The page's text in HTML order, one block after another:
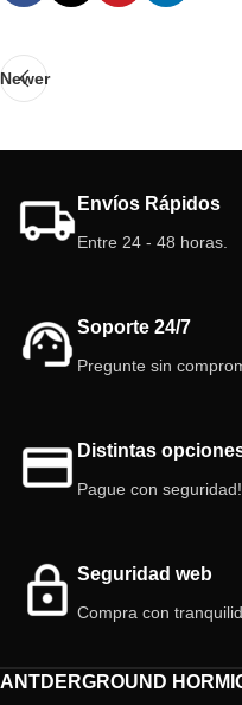
Newer
Envíos Rápidos
Entre 24 - 48 horas.
Soporte 24/7
Pregunte sin
Distintas
Pague con seguridad!
Seguridad web
Compra con
ANTDERGROUND